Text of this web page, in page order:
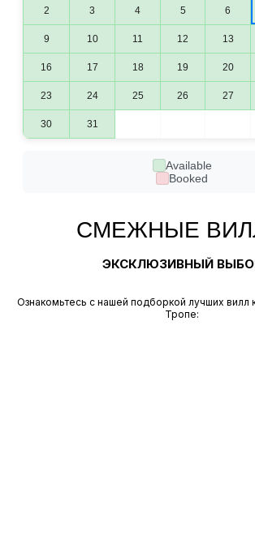
2 3 4 5 6
9 10 11 12 13
16 17 18 19 20
23 24 25 26 27
30 31
Available
Booked
СМЕЖНЫЕ
ЭКСКЛЮЗИВНЫЙ
Ознакомьтесь с нашей подборкой лучших вилл
Тропе: